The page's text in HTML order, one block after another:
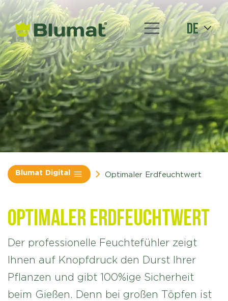
de
Blumat Digital Optimaler Erdfeuchtwert
Optimaler Erdfeuchtwert
Der professionelle Feuchtefühler zeigt
Ihnen auf Knopfdruck den Durst Ihrer
Pflanzen und gibt 100%ige Sicherheit
beim Gießen. Denn bei großen Töpfen ist